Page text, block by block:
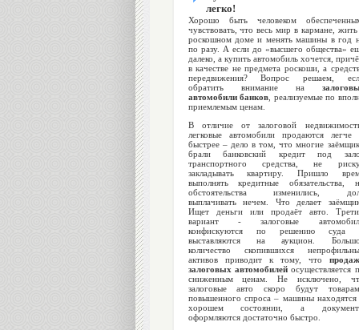
легко!
Хорошо быть человеком
чувствовать, что весь мир в кармане, жить
роскошном доме и менять машины в год
по разу. А если до «высшего общества»
далеко, а купить автомобиль хочется,
в качестве не предмета роскоши, а
передвижения? Вопрос решаем,
обратить внимание на
автомобили банков , реализуемые по
приемлемым ценам.
В отличие от залоговой
легковые автомобили продаются легче
быстрее – дело в том, что многие
брали банковский кредит под
транспортного средства, не
закладывать квартиру. Пришло
выполнять кредитные обязательства,
обстоятельства изменились,
выплачивать нечем. Что делает
Ищет деньги или продаёт авто.
вариант - залоговые
конфискуются по решению суда
выставляются на аукцион.
количество скопившихся
активов приводит к тому, что
залоговых автомобилейосуществляется
сниженным ценам. Не исключено,
залоговые авто скоро будут
повышенного спроса – машины находятся
хорошем состоянии, а
оформляются достаточно быстро.